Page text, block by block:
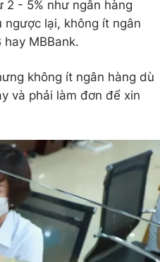
2 - 5% như ngân hàng
ngược lại, không ít ngân
MBBank.
không ít ngân hàng dù
và phải làm đơn để xin